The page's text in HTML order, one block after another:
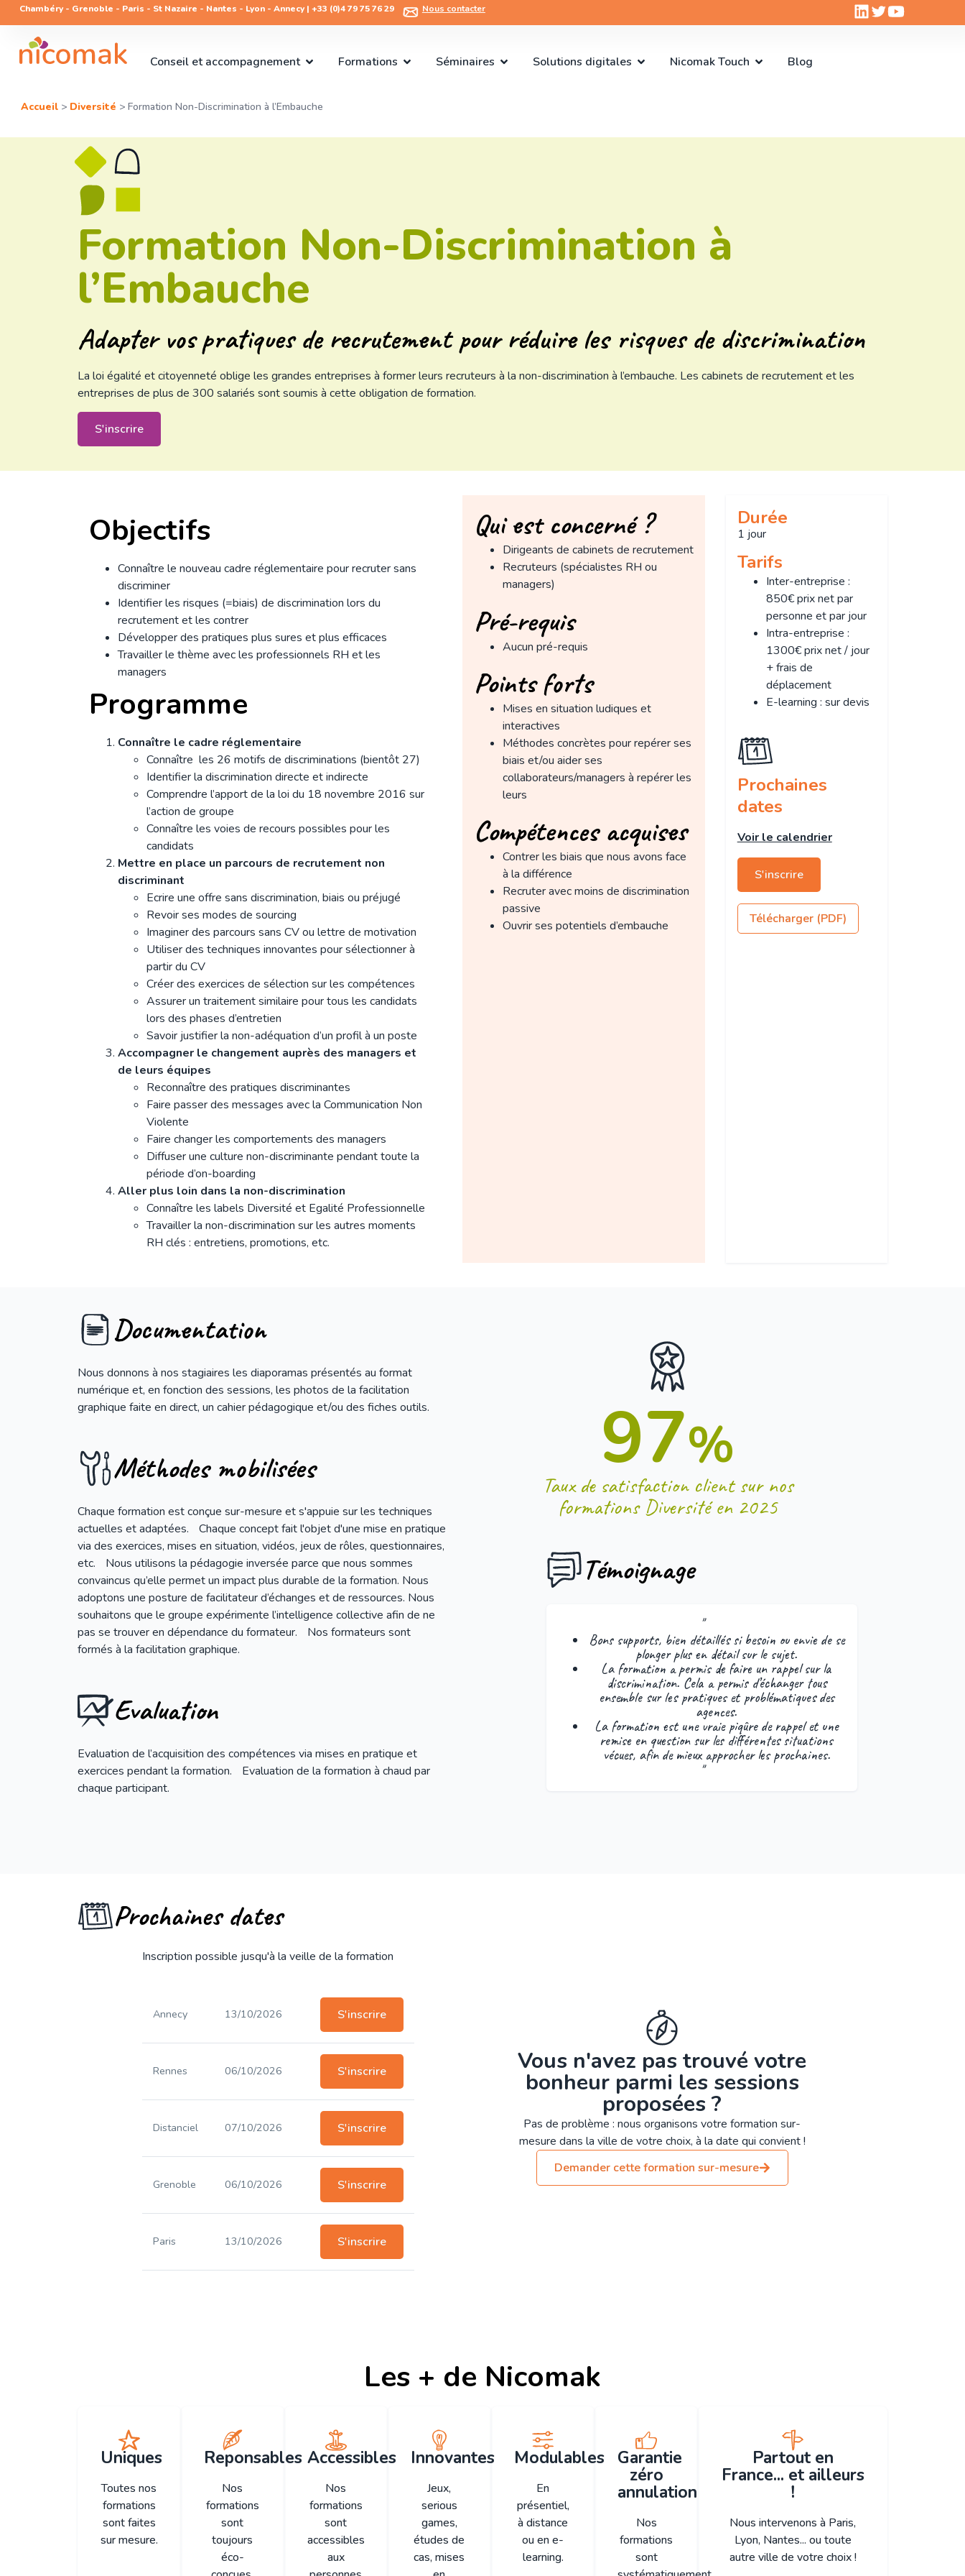
Chambéry - Grenoble - Paris - St Nazaire - Nantes - Lyon - Annecy | +33 (0)4 79 75 76 29​ Nous contacter
Conseil et accompagnement Formations Séminaires Solutions digitales Nicomak Touch Blog
Accueil> Diversité > Formation Non-Discrimination à l’Embauche
Formation Non-Discrimination à
l’Embauche
Adapter vos pratiques de recrutement pour réduire les risques de discrimination
La loi égalité et citoyenneté oblige les grandes entreprises à former leurs recruteurs à la non-discrimination à l’embauche. Les cabinets de recrutement et les
entreprises de plus de 300 salariés sont soumis à cette obligation de formation.
S'inscrire
Objectifs
Connaître le nouveau cadre réglementaire pour recruter sans
discriminer
Identifier les risques (=biais) de discrimination lors du
recrutement et les contrer
Développer des pratiques plus sures et plus efficaces
Travailler le thème avec les professionnels RH et les
managers
Programme
Connaître le cadre réglementaire
Connaître les 26 motifs de discriminations (bientôt 27)
Identifier la discrimination directe et indirecte
Comprendre l’apport de la loi du 18 novembre 2016 sur
l’action de groupe
Connaître les voies de recours possibles pour les
candidats
Mettre en place un parcours de recrutement non
discriminant
Ecrire une offre sans discrimination, biais ou préjugé
Revoir ses modes de sourcing
Imaginer des parcours sans CV ou lettre de motivation
Utiliser des techniques innovantes pour sélectionner à
partir du CV
Créer des exercices de sélection sur les compétences
Assurer un traitement similaire pour tous les candidats
lors des phases d’entretien
Savoir justifier la non-adéquation d’un profil à un poste
Accompagner le changement auprès des managers et
de leurs équipes
Reconnaître des pratiques discriminantes
Faire passer des messages avec la Communication Non
Violente
Faire changer les comportements des managers
Diffuser une culture non-discriminante pendant toute la
période d’on-boarding
Aller plus loin dans la non-discrimination
Connaître les labels Diversité et Egalité Professionnelle
Travailler la non-discrimination sur les autres moments
RH clés : entretiens, promotions, etc.
Qui est concerné ?
Dirigeants de cabinets de recrutement
Recruteurs (spécialistes RH ou
managers)
Pré-requis
Aucun pré-requis
Points forts
Mises en situation ludiques et
interactives
Méthodes concrètes pour repérer ses
biais et/ou aider ses
collaborateurs/managers à repérer les
leurs
Compétences acquises
Contrer les biais que nous avons face
à la différence
Recruter avec moins de discrimination
passive
Ouvrir ses potentiels d’embauche
Durée
1 jour
Tarifs
Inter-entreprise :
850€ prix net par
personne et par jour
Intra-entreprise :
1300€ prix net / jour
+ frais de
déplacement
E-learning : sur devis
Prochaines
dates
Voir le calendrier
S'inscrire
Télécharger (PDF)
Documentation
Nous donnons à nos stagiaires les diaporamas présentés au format
numérique et, en fonction des sessions, les photos de la facilitation
graphique faite en direct, un cahier pédagogique et/ou des fiches outils.
Méthodes mobilisées
Chaque formation est conçue sur-mesure et s'appuie sur les techniques
actuelles et adaptées. Chaque concept fait l'objet d'une mise en pratique
via des exercices, mises en situation, vidéos, jeux de rôles, questionnaires,
etc. Nous utilisons la pédagogie inversée parce que nous sommes
convaincus qu’elle permet un impact plus durable de la formation. Nous
adoptons une posture de facilitateur d’échanges et de ressources. Nous
souhaitons que le groupe expérimente l’intelligence collective afin de ne
pas se trouver en dépendance du formateur. Nos formateurs sont
formés à la facilitation graphique.
Evaluation
Evaluation de l’acquisition des compétences via mises en pratique et
exercices pendant la formation. Evaluation de la formation à chaud par
chaque participant.
97%
Taux de satisfaction client sur nos
formations Diversité en 2025
Témoignage
"
Bons supports, bien détaillés si besoin ou envie de se
plonger plus en détail sur le sujet.
La formation a permis de faire un rappel sur la
discrimination. Cela a permis d’échanger tous
ensemble sur les pratiques et problématiques des
agences.
La formation est une vraie piqûre de rappel et une
remise en question sur les différentes situations
vécues, afin de mieux approcher les prochaines.
"
Prochaines dates
Inscription possible jusqu'à la veille de la formation
Annecy 13/10/2026 S'inscrire
Rennes 06/10/2026 S'inscrire
Distanciel 07/10/2026 S'inscrire
Grenoble 06/10/2026 S'inscrire
Paris 13/10/2026 S'inscrire
Vous n'avez pas trouvé votre
bonheur parmi les sessions
proposées ?
Pas de problème : nous organisons votre formation sur-
mesure dans la ville de votre choix, à la date qui convient !
Demander cette formation sur-mesure
Les + de Nicomak
Uniques
Toutes nos
formations
sont faites
sur mesure.
Reponsables
Nos
formations
sont
toujours
éco-
Accessibles
Nos
formations
sont
accessibles
aux
Innovantes
Jeux,
serious
games,
études de
cas, mises
Modulables
En
présentiel,
à distance
ou en e-
learning.
Garantie
zéro
annulation
Nos
formations
sont
Partout en
France... et ailleurs
!
Nous intervenons à Paris,
Lyon, Nantes... ou toute
autre ville de votre choix !